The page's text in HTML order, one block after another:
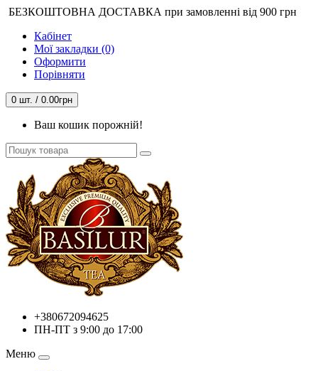
БЕЗКОШТОВНА ДОСТАВКА при замовленні від 900 грн
Кабінет
Мої закладки (0)
Оформити
Порівняти
0 шт. / 0.00грн
Ваш кошик порожній!
+380672094625
ПН-ПТ з 9:00 до 17:00
Меню